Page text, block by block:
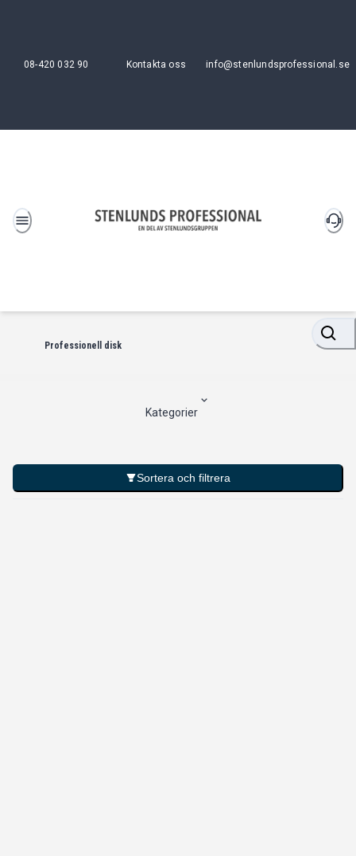
08-420 032 90 Kontakta oss info@stenlundsprofessional.se
Professionell disk
Kategorier
Sortera och filtrera